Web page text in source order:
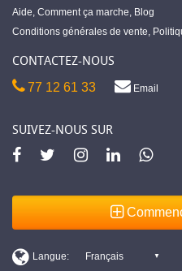
Aide, Comment ça marche, Blog
Conditions générales de vente,
CONTACTEZ-NOUS
77 12 61 33 Email
SUIVEZ-NOUS SUR